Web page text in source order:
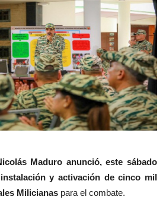
Maduro anunció, este sábado
y activación de cinco mil
Milicianas para el combate.